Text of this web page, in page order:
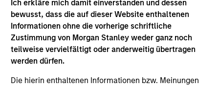
Ich erkläre mich damit einverstanden und dessen
bewusst, dass die auf dieser Website enthaltenen
Informationen ohne die vorherige schriftliche
Zustimmung von Morgan Stanley weder ganz noch
teilweise vervielfältigt oder anderweitig übertragen
werden dürfen.
Die hierin enthaltenen Informationen bzw. Meinungen
Alternative Investment Analyst (CAIA) and Financial
Risk Manager (FRM) designations, and is a CFA
charterholder.
Calvert Research and Management Team